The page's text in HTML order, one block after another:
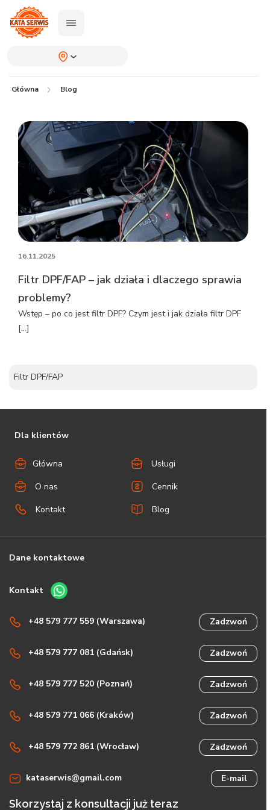
Główna Blog
16.11.2025
Filtr DPF/FAP – jak działa i dlaczego sprawia
problemy?
Wstęp – po co jest filtr DPF? Czym jest i jak działa filtr DPF
[…]
Filtr DPF/FAP
Dla klientów
Główna
Usługi
O nas
Cennik
Kontakt
Blog
Dane kontaktowe
Kontakt
+48 579 777 559 (Warszawa) Zadzwoń
+48 579 777 081 (Gdańsk) Zadzwoń
+48 579 777 520 (Poznań) Zadzwoń
+48 579 771 066 (Kraków) Zadzwoń
+48 579 772 861 (Wrocław) Zadzwoń
kataserwis@gmail.com E-mail
Skorzystaj z konsultacji już teraz